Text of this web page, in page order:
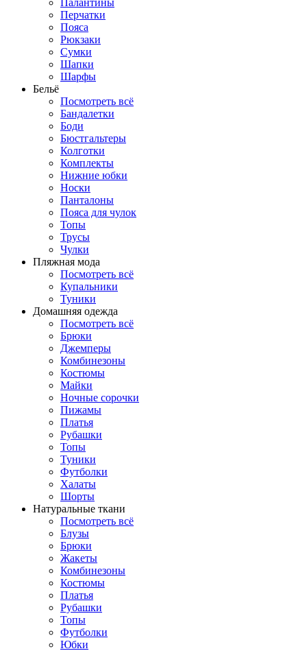
Перчатки
Пояса
Рюкзаки
Сумки
Шапки
Шарфы
Бельё
Посмотреть всё
Бандалетки
Боди
Бюстгальтеры
Колготки
Комплекты
Нижние юбки
Носки
Панталоны
Поясa для чулок
Топы
Трусы
Чулки
Пляжная мода
Посмотреть всё
Купальники
Туники
Домашняя одежда
Посмотреть всё
Брюки
Джемперы
Комбинезоны
Костюмы
Майки
Ночные сорочки
Пижамы
Платья
Рубашки
Топы
Туники
Футболки
Халаты
Шорты
Натуральные ткани
Посмотреть всё
Блузы
Брюки
Жакеты
Комбинезоны
Костюмы
Платья
Рубашки
Топы
Футболки
Юбки